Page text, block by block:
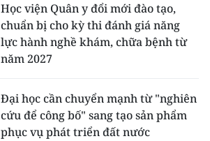
Học viện Quân y đổi mới đào tạo,
chuẩn bị cho kỳ thi đánh giá năng
lực hành nghề khám, chữa bệnh từ
năm 2027
Đại học cần chuyển mạnh từ "nghiên
cứu để công bố" sang tạo sản phẩm
phục vụ phát triển đất nước